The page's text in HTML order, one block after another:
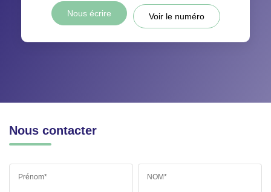
Nous écrire Voir le numéro
Nous contacter
Prénom* NOM*